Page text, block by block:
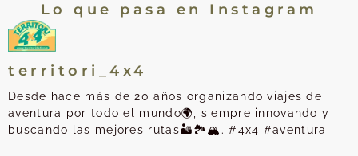
Lo que pasa en Instagram
territori_4x4
Desde hace más de 20 años organizando viajes de
aventura por todo el mundo🌍, siempre innovando y
buscando las mejores rutas🏜️🏞️🏔️. #4x4 #aventura